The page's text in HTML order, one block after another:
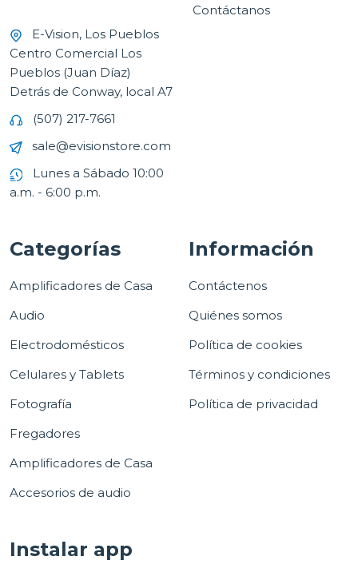
E-Vision, Los Pueblos
Centro Comercial Los
Pueblos (Juan Díaz)
Detrás de Conway, local A7
(507) 217-7661
sale@evisionstore.com
Lunes a Sábado 10:00
a.m. - 6:00 p.m.
Contáctanos
Categorías
Amplificadores de Casa
Audio
Electrodomésticos
Celulares y Tablets
Fotografía
Fregadores
Amplificadores de Casa
Accesorios de audio
Información
Contáctenos
Quiénes somos
Política de cookies
Términos y condiciones
Política de privacidad
Instalar app